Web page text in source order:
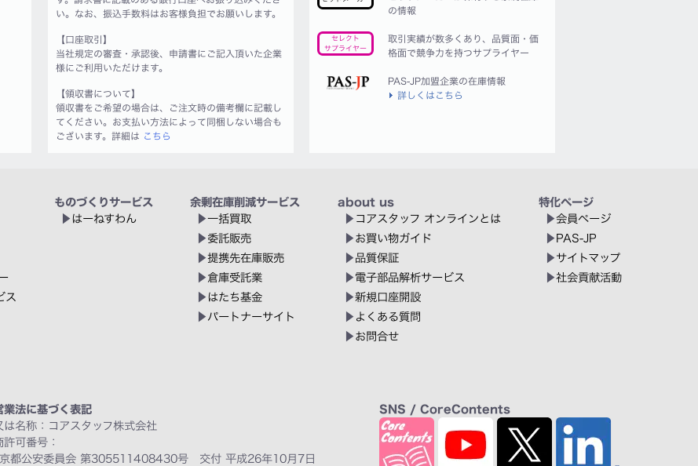
い。なお、振込手数料はお客様負担でお願いします。
【口座取引】
当社規定の審査・承認後、申請書にご記入頂いた企業
様にご利用いただけます。
【領収書について】
領収書をご希望の場合は、ご注文時の備考欄に記載し
てください。お支払い方法によって同梱しない場合も
ございます。詳細は こちら
の情報
セレクト
サプライヤー
取引実績が数多くあり、品質面・価
格面で競争力を持つサプライヤー
PAS-JP加盟企業の在庫情報
詳しくはこちら
ス
ものづくりサービス
はーねすわん
余剰在庫削減サービス
一括買取
委託販売
提携先在庫販売
倉庫受託業
はたち基金
パートナーサイト
about us
コアスタッフ オンラインとは
お買い物ガイド
品質保証
電子部品解析サービス
新規口座開設
よくある質問
お問合せ
特化ページ
会員ページ
PAS-JP
サイトマップ
社会貢献活動
業法に基づく表記
は名称：コアスタッフ株式会社
許可番号：
都公安委員会 第305511408430号 交付 平成26年10月7日
SNS / CoreContents